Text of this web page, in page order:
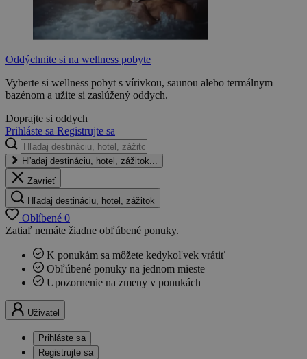
Oddýchnite si na wellness pobyte
Vyberte si wellness pobyt s vírivkou, saunou alebo termálnym
bazénom a užite si zaslúžený oddych.
Doprajte si oddych
Prihláste sa Registrujte sa
Hľadaj destináciu, hotel, zážitok...
Zavrieť
Hľadaj destináciu, hotel, zážitok
Oblíbené 0
Zatiaľ nemáte žiadne obľúbené ponuky.
K ponukám sa môžete kedykoľvek vrátiť
Obľúbené ponuky na jednom mieste
Upozornenie na zmeny v ponukách
Uživatel
Prihláste sa
Registrujte sa